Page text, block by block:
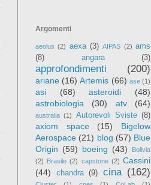
Argomenti
aeolus (2) aexa (3) AIPAS (2) ams
(8)
angara (3)
approfondimenti (200)
ariane (16) Artemis (66) ase (1)
asi (68) asteroidi
(48)
astrobiologia
(30) atv (64)
australia (1) Autorevoli Sviste (8)
axiom space (15)
Bigelow
Aerospace (21) blog (57) Blue
Origin (59) boeing (43)
Bolivia
(2) Brasile (2) capstone (2) Cassini
(44)
chandra (9) cina (162)